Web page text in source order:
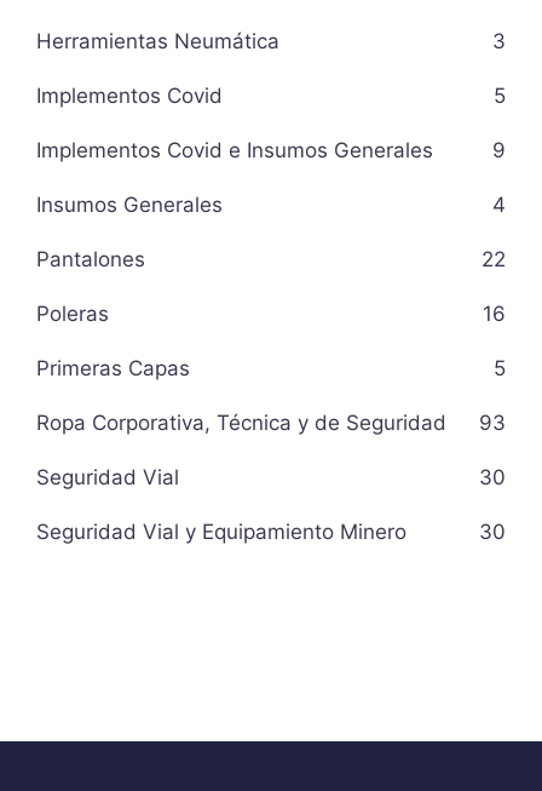
Herramientas Neumática 3
Implementos Covid 5
Implementos Covid e Insumos Generales 9
Insumos Generales 4
Pantalones 22
Poleras 16
Primeras Capas 5
Ropa Corporativa, Técnica y de Seguridad 93
Seguridad Vial 30
Seguridad Vial y Equipamiento Minero 30